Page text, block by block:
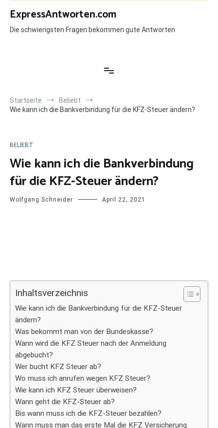
Zum
Inhalt
springen
ExpressAntworten.com
Die schwierigsten Fragen bekommen gute Antworten
Startseite
Beliebt
Wie kann ich die Bankverbindung für die KFZ-Steuer ändern?
BELIEBT
Wie kann ich die Bankverbindung
für die KFZ-Steuer ändern?
Wolfgang Schneider April 22, 2021
Inhaltsverzeichnis
Wie kann ich die Bankverbindung für die KFZ-Steuer
ändern?
Was bekommt man von der Bundeskasse?
Wann wird die KFZ Steuer nach der Anmeldung
abgebucht?
Wer bucht KFZ Steuer ab?
Wo muss ich anrufen wegen KFZ Steuer?
Wie kann ich KFZ Steuer überweisen?
Wann geht die KFZ-Steuer ab?
Bis wann muss ich die KFZ-Steuer bezahlen?
Wann muss man das erste Mal die KFZ Versicherung